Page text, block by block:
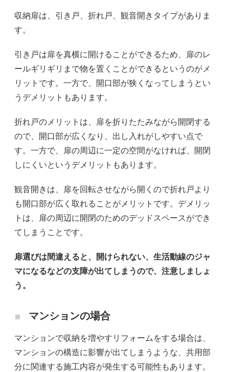
収納扉は、引き戸、折れ戸、観音開きタイプがありま
す。
引き戸は扉を真横に開けることができるため、扉のレ
ールギリギリまで物を置くことができるというのがメ
リットです。一方で、開口部が狭くなってしまうとい
うデメリットもあります。
折れ戸のメリットは、扉を折りたたみながら開閉する
ので、開口部が広くなり、出し入れがしやすい点で
す。一方で、扉の周辺に一定の空間がなければ、開閉
しにくいというデメリットもあります。
観音開きは、扉を回転させながら開くので折れ戸より
も開口部が広く取れることがメリットです。デメリッ
トは、扉の周辺に開閉のためのデッドスペースができ
てしまうことです。
扉選びは間違えると、開けられない、生活動線のジャ
マになるなどの支障が出てしまうので、注意しましょ
う。
マンションの場合
マンションで収納を増やすリフォームをする場合は、
マンションの構造に影響が出てしまうような、共用部
分に関連する施工内容が発生する可能性もあります。